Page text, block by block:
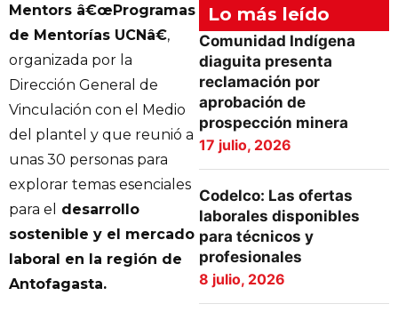
Mentors â€œProgramas
de Mentorías UCNâ€,
organizada por la
Dirección General de
Vinculación con el Medio
del plantel y que reunió a
unas 30 personas para
explorar temas esenciales
para el
desarrollo
sostenible y el mercado
laboral en la región de
Antofagasta.
Lo más leído
Comunidad Indígena
diaguita presenta
reclamación por
aprobación de
prospección minera
17 julio, 2026
Codelco: Las ofertas
laborales disponibles
para técnicos y
profesionales
8 julio, 2026